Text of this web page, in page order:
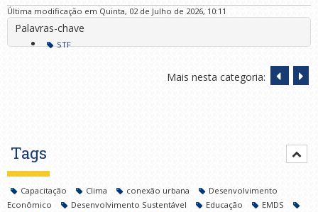
Última modificação em Quinta, 02 de Julho de 2026, 10:11
Palavras-chave
STF
Mais nesta categoria:
Tags
Capacitação Clima conexão urbana
Desenvolvimento
Econômico
Desenvolvimento Sustentável Educação
EMDS